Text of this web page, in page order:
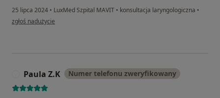
25 lipca 2024 • LuxMed Szpital MAVIT • konsultacja laryngologiczna •
w opinii użytkownika Jadwiga Lis
zgłoś nadużycie
Paula Z.K Numer telefonu zweryfikowany